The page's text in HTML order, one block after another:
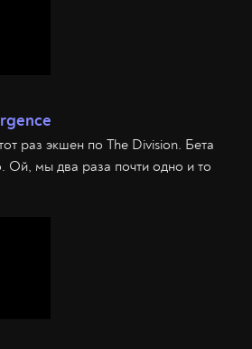
раз экшен по The Division. Бета
Ой, мы два раза почти одно и то